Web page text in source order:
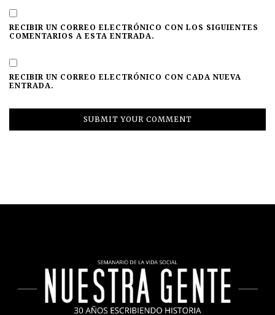
RECIBIR UN CORREO ELECTRÓNICO CON LOS SIGUIENTES
COMENTARIOS A ESTA ENTRADA.
RECIBIR UN CORREO ELECTRÓNICO CON CADA NUEVA
ENTRADA.